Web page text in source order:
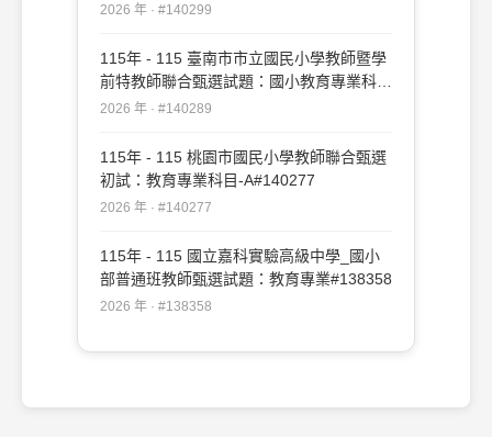
2026 年 · #140299
115年 - 115 臺南市市立國民小學教師暨學
前特教師聯合甄選試題：國小教育專業科目
#140289
2026 年 · #140289
115年 - 115 桃園市國民小學教師聯合甄選
初試：教育專業科目-A#140277
2026 年 · #140277
115年 - 115 國立嘉科實驗高級中學_國小
部普通班教師甄選試題：教育專業#138358
2026 年 · #138358